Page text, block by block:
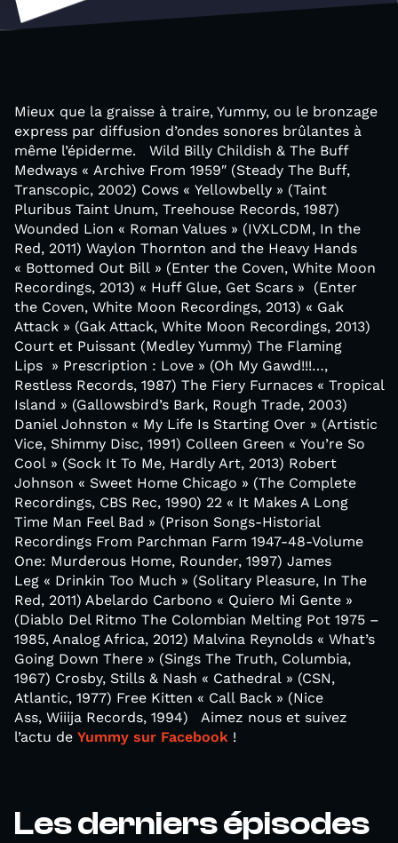
Mieux que la graisse à traire, Yummy, ou le bronzage
express par diffusion d’ondes sonores brûlantes à
même l’épiderme. Wild Billy Childish & The Buff
Medways « Archive From 1959″ (Steady The Buff,
Transcopic, 2002) Cows « Yellowbelly » (Taint
Pluribus Taint Unum, Treehouse Records, 1987)
Wounded Lion « Roman Values » (IVXLCDM, In the
Red, 2011) Waylon Thornton and the Heavy Hands
« Bottomed Out Bill » (Enter the Coven, White Moon
Recordings, 2013) « Huff Glue, Get Scars » (Enter
the Coven, White Moon Recordings, 2013) « Gak
Attack » (Gak Attack, White Moon Recordings, 2013)
Court et Puissant (Medley Yummy) The Flaming
Lips » Prescription : Love » (Oh My Gawd!!!…,
Restless Records, 1987) The Fiery Furnaces « Tropical
Island » (Gallowsbird’s Bark, Rough Trade, 2003)
Daniel Johnston « My Life Is Starting Over » (Artistic
Vice, Shimmy Disc, 1991) Colleen Green « You’re So
Cool » (Sock It To Me, Hardly Art, 2013) Robert
Johnson « Sweet Home Chicago » (The Complete
Recordings, CBS Rec, 1990) 22 « It Makes A Long
Time Man Feel Bad » (Prison Songs-Historial
Recordings From Parchman Farm 1947-48-Volume
One: Murderous Home, Rounder, 1997) James
Leg « Drinkin Too Much » (Solitary Pleasure, In The
Red, 2011) Abelardo Carbono « Quiero Mi Gente »
(Diablo Del Ritmo The Colombian Melting Pot 1975 –
1985, Analog Africa, 2012) Malvina Reynolds « What’s
Going Down There » (Sings The Truth, Columbia,
1967) Crosby, Stills & Nash « Cathedral » (CSN,
Atlantic, 1977) Free Kitten « Call Back » (Nice
Ass, Wiiija Records, 1994) Aimez nous et suivez
l’actu de Yummy sur Facebook !
Les derniers épisodes